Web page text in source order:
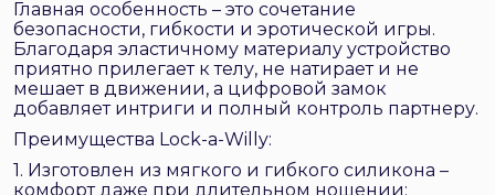
Главная особенность – это сочетание
безопасности, гибкости и эротической игры.
Благодаря эластичному материалу устройство
приятно прилегает к телу, не натирает и не
мешает в движении, а цифровой замок
добавляет интриги и полный контроль партнеру.
Преимущества Lock-a-Willy:
1. Изготовлен из мягкого и гибкого силикона –
комфорт даже при длительном ношении;